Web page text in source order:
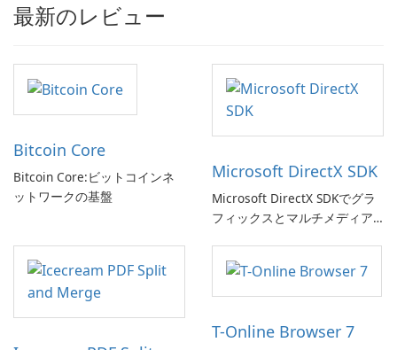
最新のレビュー
Bitcoin Core
Bitcoin Core:ビットコインネ
ットワークの基盤
Microsoft DirectX SDK
Microsoft DirectX SDKでグラ
フィックスとマルチメディア
T-Online Browser 7